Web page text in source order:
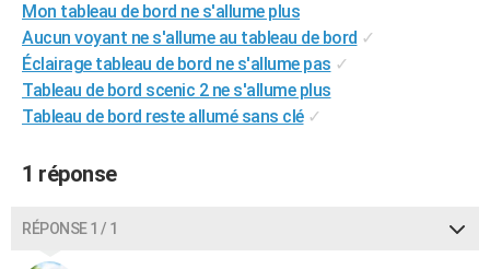
Destinations
City break
Voyage nature
Voyage de noces
Forum
Climat
+PHOTO
GUIDES D'ACHAT
BONS PLANS
Mon tableau de bord ne s'allume plus
Aucun voyant ne s'allume au tableau de bord ✓
Éclairage tableau de bord ne s'allume pas ✓
Tableau de bord scenic 2 ne s'allume plus
Tableau de bord reste allumé sans clé ✓
1 réponse
RÉPONSE 1 / 1